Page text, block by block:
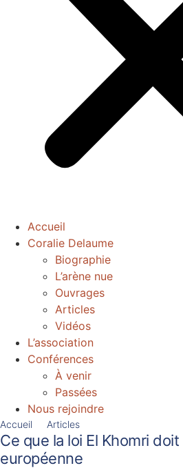
Accueil
Coralie Delaume
Biographie
L’arène nue
Ouvrages
Articles
Vidéos
L’association
Conférences
À venir
Passées
Nous rejoindre
Accueil Articles
Ce que la loi El Khomri doit
européenne